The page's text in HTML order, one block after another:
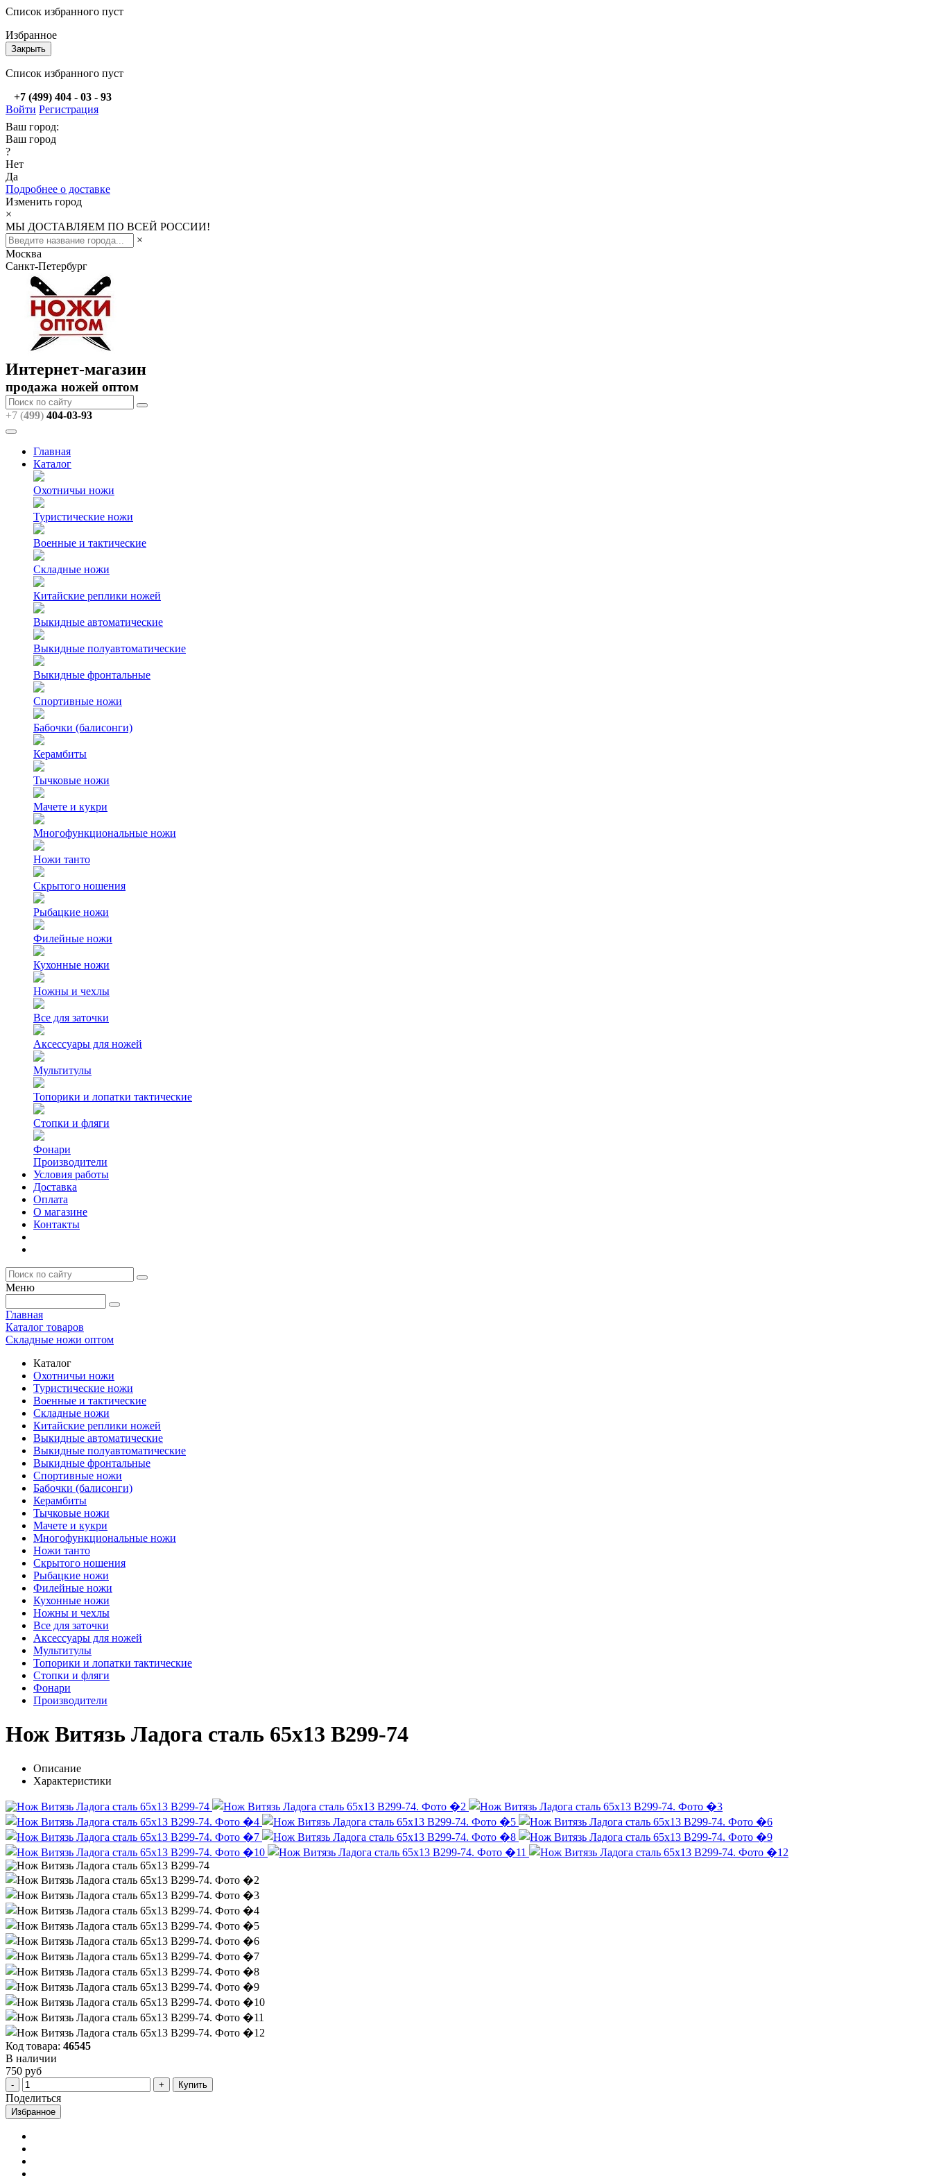
Список избранного пуст
Избранное
Закрыть
Список избранного пуст
+7 (499) 404 - 03 - 93
Войти Регистрация
Ваш город:
Ваш город
?
Нет
Да
Подробнее о доставке
Изменить город
×
МЫ ДОСТАВЛЯЕМ ПО ВСЕЙ РОССИИ!
×
Москва
Санкт-Петербург
Интернет-магазин
продажа ножей оптом
+7 (499) 404-03-93
Главная
Каталог
Охотничьи ножи
Туристические ножи
Военные и тактические
Складные ножи
Китайские реплики ножей
Выкидные автоматические
Выкидные полуавтоматические
Выкидные фронтальные
Спортивные ножи
Бабочки (балисонги)
Керамбиты
Тычковые ножи
Мачете и кукри
Многофункциональные ножи
Ножи танто
Скрытого ношения
Рыбацкие ножи
Филейные ножи
Кухонные ножи
Ножны и чехлы
Все для заточки
Аксессуары для ножей
Мультитулы
Топорики и лопатки тактические
Стопки и фляги
Фонари
Производители
Условия работы
Доставка
Оплата
О магазине
Контакты
Меню
Главная
Каталог товаров
Складные ножи оптом
Каталог
Охотничьи ножи
Туристические ножи
Военные и тактические
Складные ножи
Китайские реплики ножей
Выкидные автоматические
Выкидные полуавтоматические
Выкидные фронтальные
Спортивные ножи
Бабочки (балисонги)
Керамбиты
Тычковые ножи
Мачете и кукри
Многофункциональные ножи
Ножи танто
Скрытого ношения
Рыбацкие ножи
Филейные ножи
Кухонные ножи
Ножны и чехлы
Все для заточки
Аксессуары для ножей
Мультитулы
Топорики и лопатки тактические
Стопки и фляги
Фонари
Производители
Нож Витязь Ладога cталь 65х13 B299-74
Описание
Характеристики
Код товара: 46545
В наличии
750 руб
Купить
Поделиться
Избранное